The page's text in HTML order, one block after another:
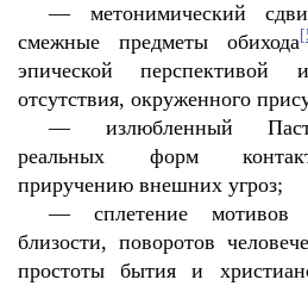
— метонимический
смежные предметы обихода
эпической
отсутствия, окруженного
— излюбленный
реальных форм
приручению внешних угроз;
—сплетение мотивов
близости, поворотов
простоты бытия и